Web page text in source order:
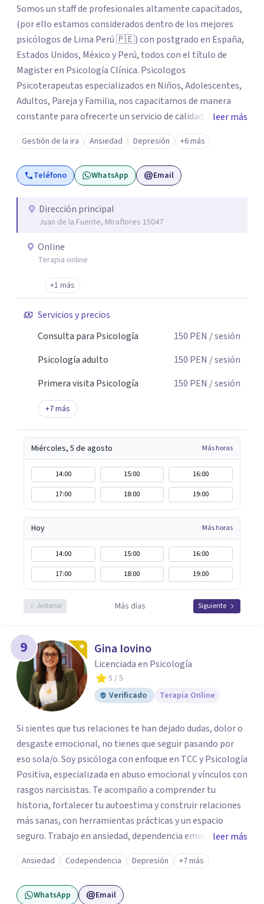
Somos un staff de profesionales altamente capacitados,
(por ello estamos considerados dentro de los mejores
psicólogos de Lima Perú 🇵🇪) con postgrado en España,
Estados Unidos, México y Perú, todos con el título de
Magister en Psicología Clínica. Psicologos
Psicoterapeutas especializados en Niños, Adolescentes,
Adultos, Pareja y Familia, nos capacitamos de manera
constante para ofrecerte un servicio de calidad, todo el
equipo se esfuerza mucho por brindarte el apoyo que
tanto necesitas, acompañarte desde el lado humano y
con técnicas/herramientas psicoterapéuticas Contamos
con 9 sedes en Lima Perú 🇵🇪: San Borja, Surco,
Miguel, Magdalena, Los Olivos. Los servicios que
brindamos son: Evaluación - Diagnóstico - Intervención
Terapia de Pareja Terapia Psicológica Adultos –
Entrenamiento para Padres Orientación Vocacional
Psicoterapia Gestalt Terapia Familiar Psicoterapia para
adolescentes Terapia para adultos Terapia de Aceptación
y Compromiso Activación Conductual Mindfulness Visita
leer más
Gestión de la ira Ansiedad Depresión +6 más
Teléfono WhatsApp Email
Dirección principal
Juan de la Fuente, Miraflores 15047
Online
Terapia online
+1 más
Servicios y precios
Consulta para Psicología
150 PEN / sesión
Psicología adulto
150 PEN / sesión
Primera visita Psicología
150 PEN / sesión
+7más
Miércoles, 5 de agosto Más horas
14:00 15:00
16:00
17:00
18:00 19:00
Hoy Más horas
14:00 15:00
16:00
17:00
18:00 19:00
Anterior Más días Siguiente
9 Gina Iovino
Licenciada en Psicología
5 / 5
Verificado
Terapia Online
Si sientes que tus relaciones te han dejado dudas, dolor o
desgaste emocional, no tienes que seguir pasando por
eso sola/o. Soy psicóloga con enfoque en TCC y Psicología
Positiva, especializada en abuso emocional y vínculos con
rasgos narcisistas. Te acompaño a comprender tu
historia, fortalecer tu autoestima y construir relaciones
más sanas, con herramientas prácticas y un espacio
seguro. Trabajo en ansiedad, dependencia emocional,
autoestima, límites y recuperación emocional. Agenda tu
primera sesión y empieza a priorizarte.
leer más
Ansiedad Codependencia Depresión +7 más
WhatsApp Email